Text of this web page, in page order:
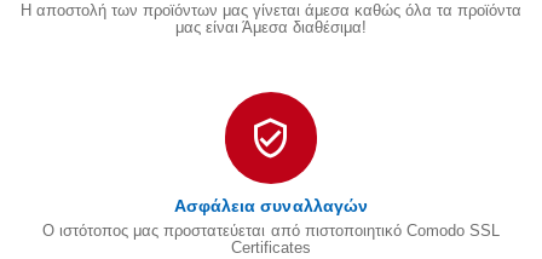
Η αποστολή των προϊόντων μας γίνεται άμεσα καθώς όλα τα προϊόντα
μας είναι Άμεσα διαθέσιμα!
Ασφάλεια συναλλαγών
Ο ιστότοπος μας προστατεύεται από πιστοποιητικό Comodo SSL
Certificates